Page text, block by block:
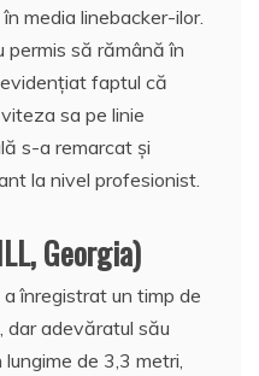
media linebacker-ilor.
permis să rămână în
faptul că
sa pe linie
s-a remarcat și
la nivel profesionist.
Georgia)
înregistrat un timp de
dar adevăratul său
de 3,3 metri,